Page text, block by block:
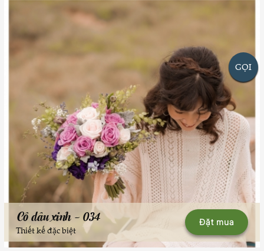
Cô dâu xinh - 034 Đặt mua
Thiết kế đặc biệt
GỌI